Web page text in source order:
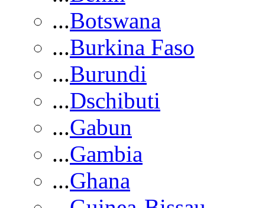
...Botswana
...Burkina Faso
...Burundi
...Dschibuti
...Gabun
...Gambia
...Ghana